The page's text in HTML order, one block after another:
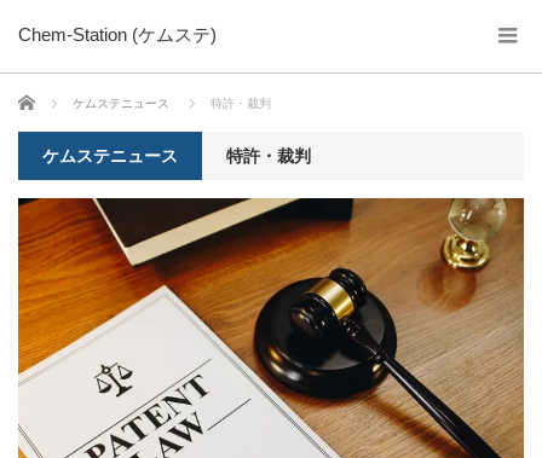
Chem-Station (ケムステ)
ホーム ケムステニュース 特許・裁判
ケムステニュース 特許・裁判